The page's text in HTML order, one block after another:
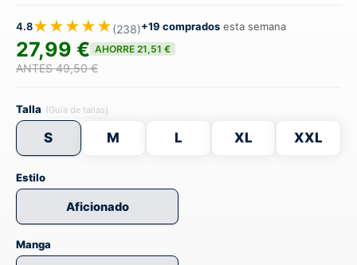
4.8★★★★★(238)+19 comprados esta semana
27,99 € AHORRE 21,51 €
ANTES 49,50 €
Talla (Guía de tallas)
S M L XL XXL
Estilo
Aficionado
Manga